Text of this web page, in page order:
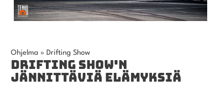
Ohjelma » Drifting Show
DRIFTING SHOW'N
JÄNNITTÄVIÄ ELÄMYKSIÄ